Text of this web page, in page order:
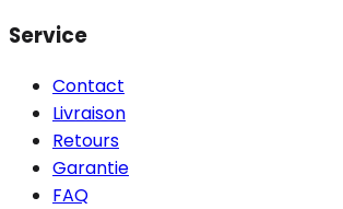
Service
Contact
Livraison
Retours
Garantie
FAQ